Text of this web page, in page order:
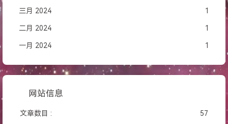
三月 2024 1
二月 2024 1
一月 2024 1
网站信息
文章数目 : 57